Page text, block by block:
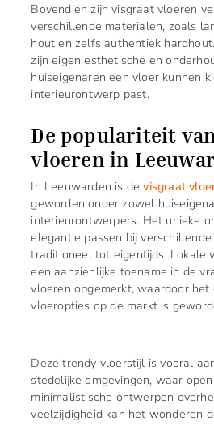
Bovendien zijn visgraat vloeren
verschillende materialen, zoals
hout en zelfs authentiek
zijn eigen esthetische en
huiseigenaren een vloer kunnen
interieurontwerp past.
De populariteit
vloeren in
In Leeuwarden is devisgraat
geworden onder zowel
interieurontwerpers. Het unieke
elegantie passen bij
traditioneel tot eigentijds. Lokale
een aanzienlijke toename in de
vloeren opgemerkt, waardoor het
vloeropties op de markt is
Deze trendy vloerstijl is vooral
stedelijke omgevingen, waar
minimalistische ontwerpen
veelzijdigheid kan het wonderen